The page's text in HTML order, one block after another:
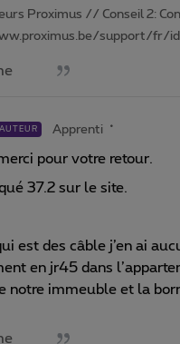
Proximus // Conseil 2:
support/fr/
AUTEUR Apprenti
pour votre retour.
37.2 sur le site.
est des câble j’en ai
en jr45 dans
notre immeuble et la